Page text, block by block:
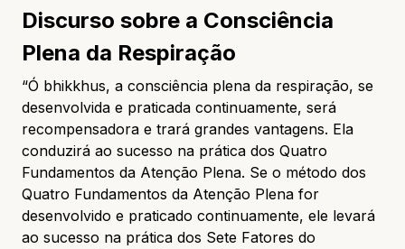
ภาษาไทย / Tailandês
Discurso sobre a Consciência
Plena da Respiração
“Ó bhikkhus, a consciência plena da respiração, se
desenvolvida e praticada continuamente, será
recompensadora e trará grandes vantagens. Ela
conduzirá ao sucesso na prática dos Quatro
Fundamentos da Atenção Plena. Se o método dos
Quatro Fundamentos da Atenção Plena for
desenvolvido e praticado continuamente, ele levará
ao sucesso na prática dos Sete Fatores do